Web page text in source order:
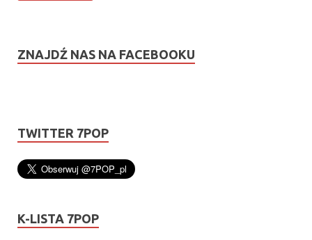
ZNAJDŹ NAS NA FACEBOOKU
TWITTER 7POP
K-LISTA 7POP